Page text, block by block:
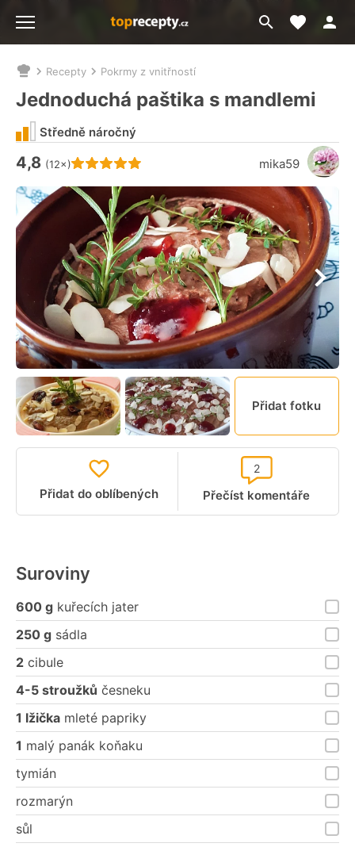
Přejít
na
Moje
Nacházíte
se
zde:
Recepty Pokrmy z vnitřností
Jednoduchá paštika s mandlemi
Hodnocení receptu je
4,8 (12×) mika59
Středně náročný
Přidat fotku
Přidat do oblíbených Přečíst komentáře
2
Suroviny
600 g kuřecích jater
250 g sádla
2 cibule
4-5 stroužků česneku
1 lžička mleté papriky
1 malý panák koňaku
tymián
rozmarýn
sůl